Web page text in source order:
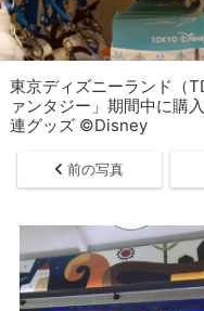
東京ディズニーランド（
ァンタジー」期間中に購
連グッズ ©Disney
前の写真